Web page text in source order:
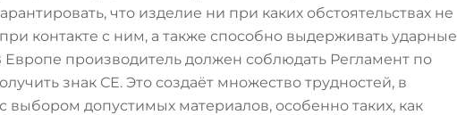
что изделие ни при каких обстоятельствах не
контакте с ним, а также способно выдерживать ударные
производитель должен соблюдать Регламент по
знак СЕ. Это создаёт множество трудностей, в
выбором допустимых материалов, особенно таких, как